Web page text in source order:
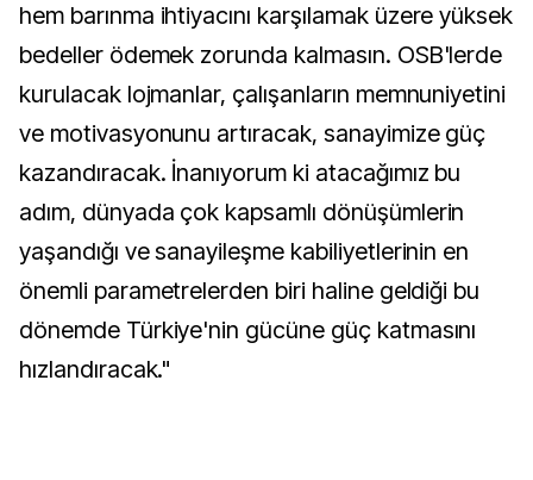
hem barınma ihtiyacını karşılamak üzere yüksek
bedeller ödemek zorunda kalmasın. OSB'lerde
kurulacak lojmanlar, çalışanların memnuniyetini
ve motivasyonunu artıracak, sanayimize güç
kazandıracak. İnanıyorum ki atacağımız bu
adım, dünyada çok kapsamlı dönüşümlerin
yaşandığı ve sanayileşme kabiliyetlerinin en
önemli parametrelerden biri haline geldiği bu
dönemde Türkiye'nin gücüne güç katmasını
hızlandıracak."